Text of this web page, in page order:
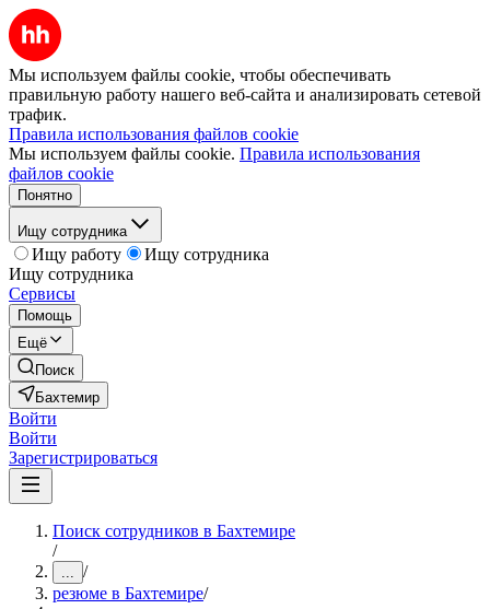
Мы используем файлы cookie, чтобы обеспечивать
правильную работу нашего веб-сайта и анализировать сетевой
трафик.
Правила использования файлов cookie
Мы используем файлы cookie. Правила использования
файлов cookie
Понятно
Ищу сотрудника
Ищу работу
Ищу сотрудника
Ищу сотрудника
Сервисы
Помощь
Ещё
Поиск
Бахтемир
Войти
Войти
Зарегистрироваться
Поиск сотрудников в Бахтемире
/
... /
резюме в Бахтемире/